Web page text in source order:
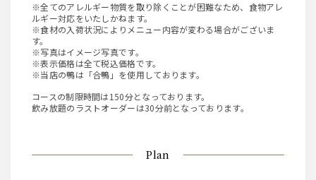
※全てのアレルギー物質を取り除くことが困難なため、食物アレ
ルギー対応をいたしかねます。
※食材の入荷状況によりメニュー内容が変わる場合がございま
す。
※写真はイメージ写真です。
※表示価格は全て税込価格です。
※当店の鴨は「合鴨」を使用しております。
コースの制限時間は150分となっております。
飲み放題のラストオーダーは30分前となっております。
Plan